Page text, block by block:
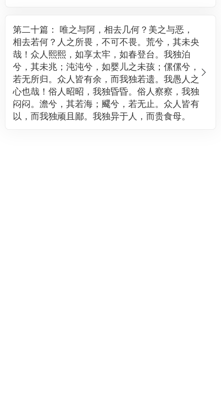
第二十篇： 唯之与阿，相去几何？美之与恶，
相去若何？人之所畏，不可不畏。荒兮，其未央
哉！众人熙熙，如享太牢，如春登台。我独泊
兮，其未兆；沌沌兮，如婴儿之未孩；傫傫兮，
若无所归。众人皆有余，而我独若遗。我愚人之
心也哉！俗人昭昭，我独昏昏。俗人察察，我独
闷闷。澹兮，其若海；飂兮，若无止。众人皆有
以，而我独顽且鄙。我独异于人，而贵食母。